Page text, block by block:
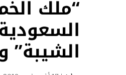
“ملك
الشيبة”